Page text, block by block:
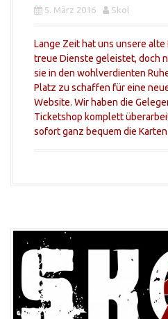
5. März 2016 Skol
Lange Zeit hat uns unsere
treue Dienste geleistet, doch
sie in den wohlverdienten
Platz zu schaffen für eine
Website. Wir haben die
Ticketshop komplett
sofort ganz bequem die